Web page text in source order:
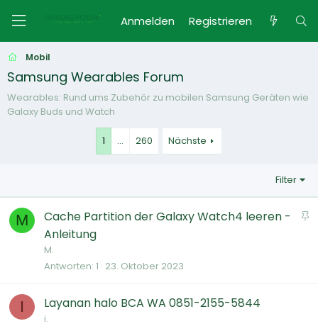
Anmelden Registrieren
Mobil
Samsung Wearables Forum
Wearables: Rund ums Zubehör zu mobilen Samsung Geräten wie
Galaxy Buds und Watch
1 … 260 Nächste
Filter
M
A
Cache Partition der Galaxy Watch4 leeren -
Anleitung
M.
Antworten 1 23. Oktober 2023
I Layanan halo BCA WA 0851-2155-5844
i.